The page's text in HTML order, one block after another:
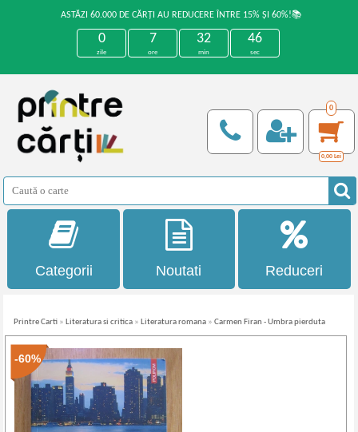
ASTĂZI 60.000 DE CĂRȚI AU REDUCERE ÎNTRE 15% ȘI 60%!📚
0
zile
7
ore
32
min
46
sec
0
0,00 Lei
Categorii Noutati Reduceri
Printre Carti » Literatura si critica » Literatura romana »Carmen Firan - Umbra pierduta
-60%